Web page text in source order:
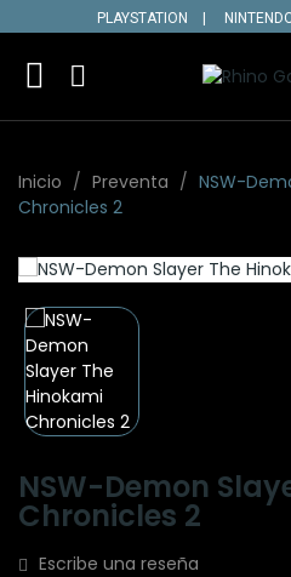
PLAYSTATION
Inicio Preventa
NSW-
Chronicles 2
NSW-Demon
Chronicles 2
Escribe una reseña